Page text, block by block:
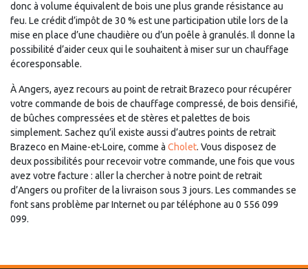
donc à volume équivalent de bois une plus grande résistance au
feu. Le crédit d’impôt de 30 % est une participation utile lors de la
mise en place d’une chaudière ou d’un poêle à granulés. Il donne la
possibilité d’aider ceux qui le souhaitent à miser sur un chauffage
écoresponsable.
À Angers, ayez recours au point de retrait Brazeco pour récupérer
votre commande de bois de chauffage compressé, de bois densifié,
de bûches compressées et de stères et palettes de bois
simplement. Sachez qu’il existe aussi d’autres points de retrait
Brazeco en Maine-et-Loire, comme à Cholet. Vous disposez de
deux possibilités pour recevoir votre commande, une fois que vous
avez votre facture : aller la chercher à notre point de retrait
d’Angers ou profiter de la livraison sous 3 jours. Les commandes se
font sans problème par Internet ou par téléphone au 0 556 099
099.